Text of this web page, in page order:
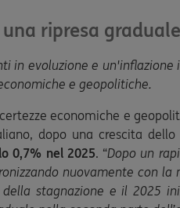
ripresa
in evoluzione e
e geopolitiche.
economiche e
dopo una crescita
0,7% nel 2025. “Dopo un
nuovamente con la
stagnazione e il 2025